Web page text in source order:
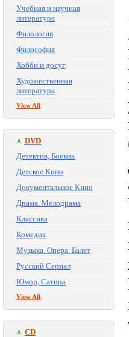
Учебная и научная
литература
Филология
Философия
Хобби и досуг
Художественная
литература
View All
DVD
Детектив, Боевик
Детское Кино
Документальное Кино
Драма. Мелодрама
Классика
Комедия
Музыка. Опера. Балет
Русский Сериал
Юмор, Сатира
View All
CD